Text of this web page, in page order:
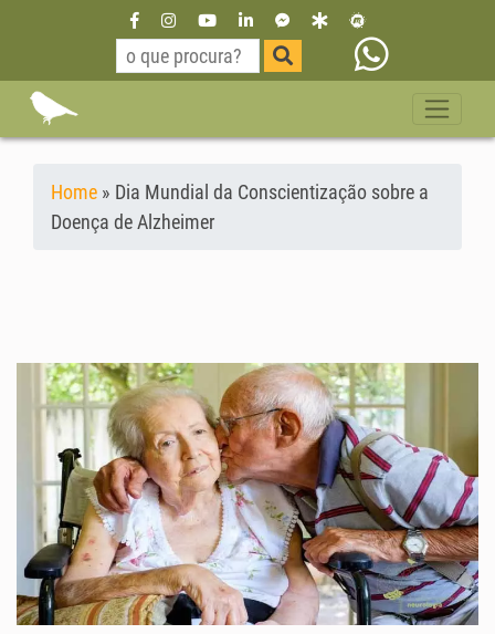
Home » Dia Mundial da Conscientização sobre a
Doença de Alzheimer